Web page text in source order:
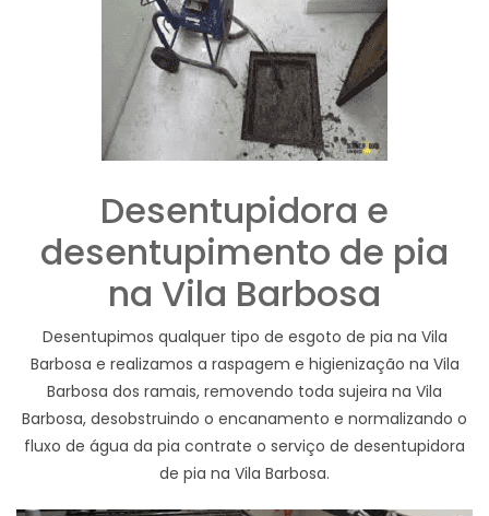
Desentupidora e
desentupimento de pia
na Vila Barbosa
Desentupimos qualquer tipo de esgoto de pia na Vila
Barbosa e realizamos a raspagem e higienização na Vila
Barbosa dos ramais, removendo toda sujeira na Vila
Barbosa, desobstruindo o encanamento e normalizando o
fluxo de água da pia contrate o serviço de desentupidora
de pia na Vila Barbosa.